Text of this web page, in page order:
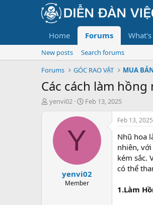
Home Forums
New posts
Search forums
Forums
GÓC RAO VẶT MUA
Các cách làm hồng
T
yenvi02
S
a
t
e
Feb 13, 2025
Y
yenvi02
Member
Feb 13, 2025
Nhũ hoa
nhiên,
kém sắc.
có thể
1.Làm